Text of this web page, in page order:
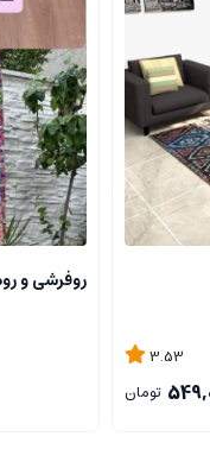
3.53
تومان
روفرشی و